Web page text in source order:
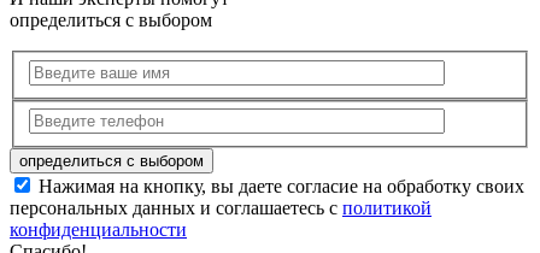
определиться с выбором
Нажимая на кнопку, вы даете согласие на обработку своих
персональных данных и соглашаетесь с политикой
конфиденциальности